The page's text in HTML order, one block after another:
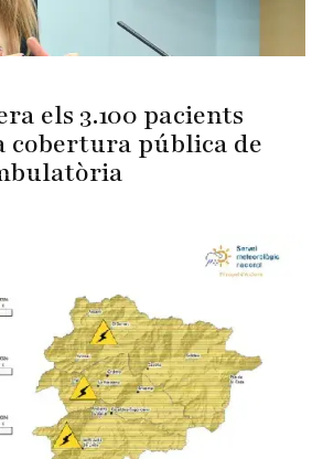
els 3.100 pacients
cobertura pública de